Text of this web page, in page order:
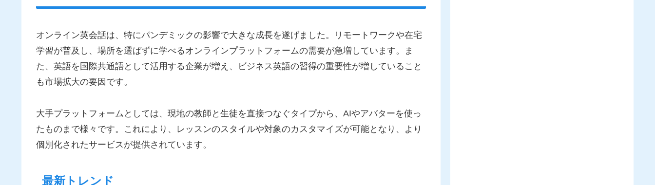
オンライン英会話は、特にパンデミックの影響で大きな成長を遂げました。リモートワークや在宅
学習が普及し、場所を選ばずに学べるオンラインプラットフォームの需要が急増しています。ま
た、英語を国際共通語として活用する企業が増え、ビジネス英語の習得の重要性が増していること
も市場拡大の要因です。
大手プラットフォームとしては、現地の教師と生徒を直接つなぐタイプから、AIやアバターを使っ
たものまで様々です。これにより、レッスンのスタイルや対象のカスタマイズが可能となり、より
個別化されたサービスが提供されています。
最新トレンド